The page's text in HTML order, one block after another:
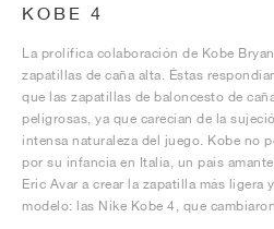
KOBE 4
La prolífica colaboración de Kobe
zapatillas de caña alta. Éstas
que las zapatillas de baloncesto de
peligrosas, ya que carecían de la
intensa naturaleza del juego. Kobe no
por su infancia en Italia, un país
Eric Avar a crear la zapatilla más ligera
modelo: las Nike Kobe 4, que